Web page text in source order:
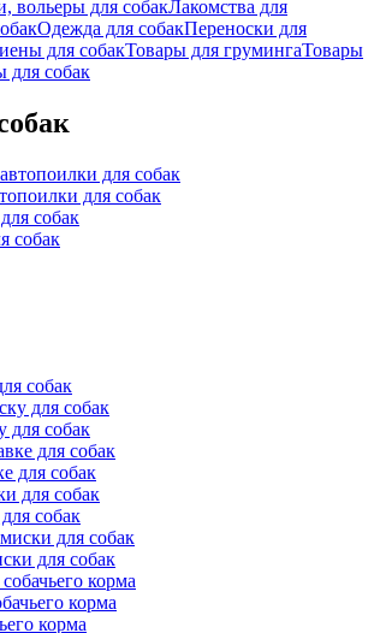
вольеры для собакЛакомства для
Одежда для собакПереноски для
для собакТовары для грумингаТовары
для собак
для собак
собак
собак
для собак
для собак
собак
для собак
корма